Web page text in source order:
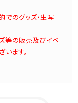
でのグッズ・生写
等の販売及びイベ
ます。